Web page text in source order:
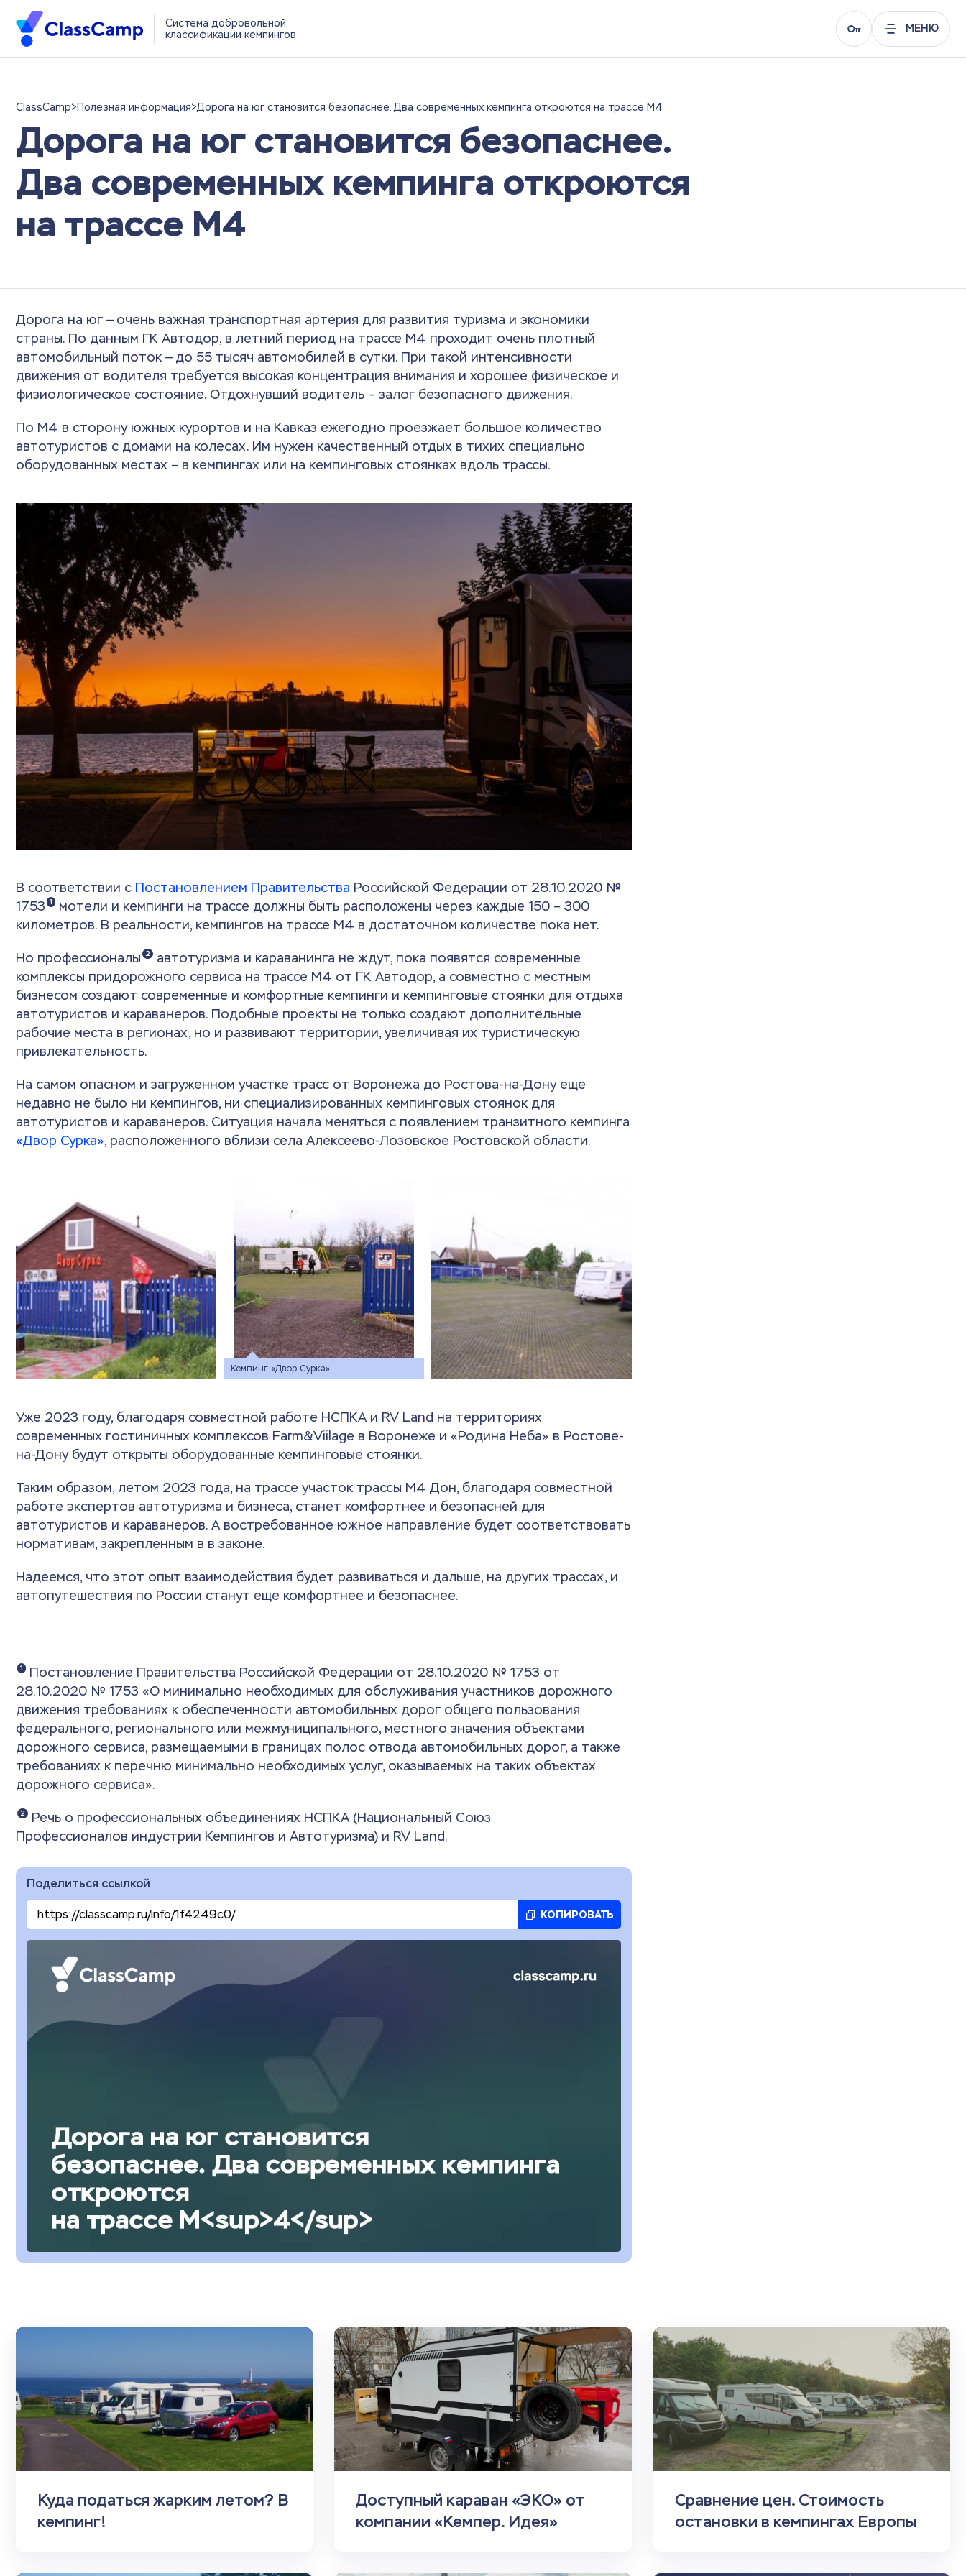
Система добровольной
классификации кемпингов
МЕНЮ
ClassCamp>Полезная информация>Дорога на юг становится безопаснее. Два современных кемпинга откроются на трассе М4
Дорога на юг становится безопаснее.
Два современных кемпинга откроются
на трассе М4
Дорога на юг — очень важная транспортная артерия для развития туризма и экономики
страны. По данным ГК Автодор, в летний период на трассе М4 проходит очень плотный
автомобильный поток — до 55 тысяч автомобилей в сутки. При такой интенсивности
движения от водителя требуется высокая концентрация внимания и хорошее физическое и
физиологическое состояние. Отдохнувший водитель – залог безопасного движения.
По М4 в сторону южных курортов и на Кавказ ежегодно проезжает большое количество
автотуристов с домами на колесах. Им нужен качественный отдых в тихих специально
оборудованных местах – в кемпингах или на кемпинговых стоянках вдоль трассы.
В соответствии с Постановлением Правительства Российской Федерации от 28.10.2020 №
1753 1
мотели и кемпинги на трассе должны быть расположены через каждые 150 – 300
километров. В реальности, кемпингов на трассе М4 в достаточном количестве пока нет.
Но профессионалы
2
автотуризма и караванинга не ждут, пока появятся современные
комплексы придорожного сервиса на трассе М4 от ГК Автодор, а совместно с местным
бизнесом создают современные и комфортные кемпинги и кемпинговые стоянки для отдыха
автотуристов и караванеров. Подобные проекты не только создают дополнительные
рабочие места в регионах, но и развивают территории, увеличивая их туристическую
привлекательность.
На самом опасном и загруженном участке трасс от Воронежа до Ростова-на-Дону еще
недавно не было ни кемпингов, ни специализированных кемпинговых стоянок для
автотуристов и караванеров. Ситуация начала меняться с появлением транзитного кемпинга
«Двор Сурка», расположенного вблизи села Алексеево-Лозовское Ростовской области.
Кемпинг «Двор Сурка»
Уже 2023 году, благодаря совместной работе НСПКА и RV Land на территориях
современных гостиничных комплексов Farm&Viilage в Воронеже и «Родина Неба» в Ростове-
на-Дону будут открыты оборудованные кемпинговые стоянки.
Таким образом, летом 2023 года, на трассе участок трассы М4 Дон, благодаря совместной
работе экспертов автотуризма и бизнеса, станет комфортнее и безопасней для
автотуристов и караванеров. А востребованное южное направление будет соответствовать
нормативам, закрепленным в в законе.
Надеемся, что этот опыт взаимодействия будет развиваться и дальше, на других трассах, и
автопутешествия по России станут еще комфортнее и безопаснее.
1
Постановление Правительства Российской Федерации от 28.10.2020 № 1753 от
28.10.2020 № 1753 «О минимально необходимых для обслуживания участников дорожного
движения требованиях к обеспеченности автомобильных дорог общего пользования
федерального, регионального или межмуниципального, местного значения объектами
дорожного сервиса, размещаемыми в границах полос отвода автомобильных дорог, а также
требованиях к перечню минимально необходимых услуг, оказываемых на таких объектах
дорожного сервиса».
2
Речь о профессиональных объединениях НСПКА (Национальный Союз
Профессионалов индустрии Кемпингов и Автотуризма) и RV Land.
Поделиться ссылкой
КОПИРОВАТЬ
Куда податься жарким летом? В
кемпинг!
Доступный караван «ЭКО» от
компании «Кемпер. Идея»
Сравнение цен. Стоимость
остановки в кемпингах Европы